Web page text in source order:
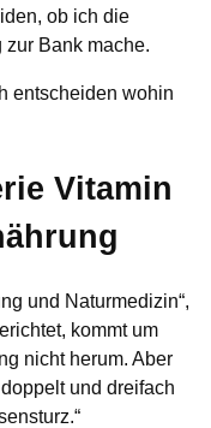
ob ich die
zur Bank mache.
entscheiden wohin
Vitamin
und Naturmedizin“,
kommt um
nicht herum. Aber
und dreifach